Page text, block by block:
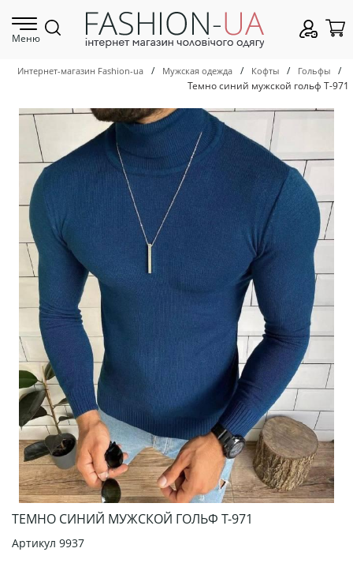
Меню
Интернет-магазин Fashion-ua / Мужская одежда / Кофты / Гольфы
/
Темно синий мужской гольф Т-971
ТЕМНО СИНИЙ МУЖСКОЙ ГОЛЬФ Т-971
Артикул 9937